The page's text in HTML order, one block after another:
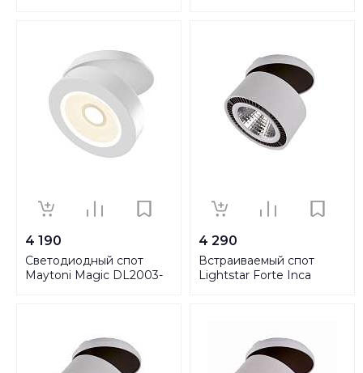
4 190
Светодиодный спот
Maytoni Magic DL2003-
4 290
Встраиваемый спот
Lightstar Forte Inca